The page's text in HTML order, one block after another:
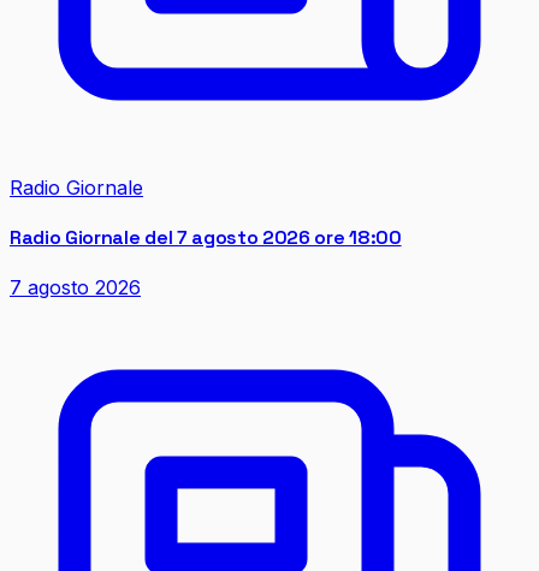
Radio Giornale
Radio Giornale del 7 agosto 2026 ore 18:00
7 agosto 2026